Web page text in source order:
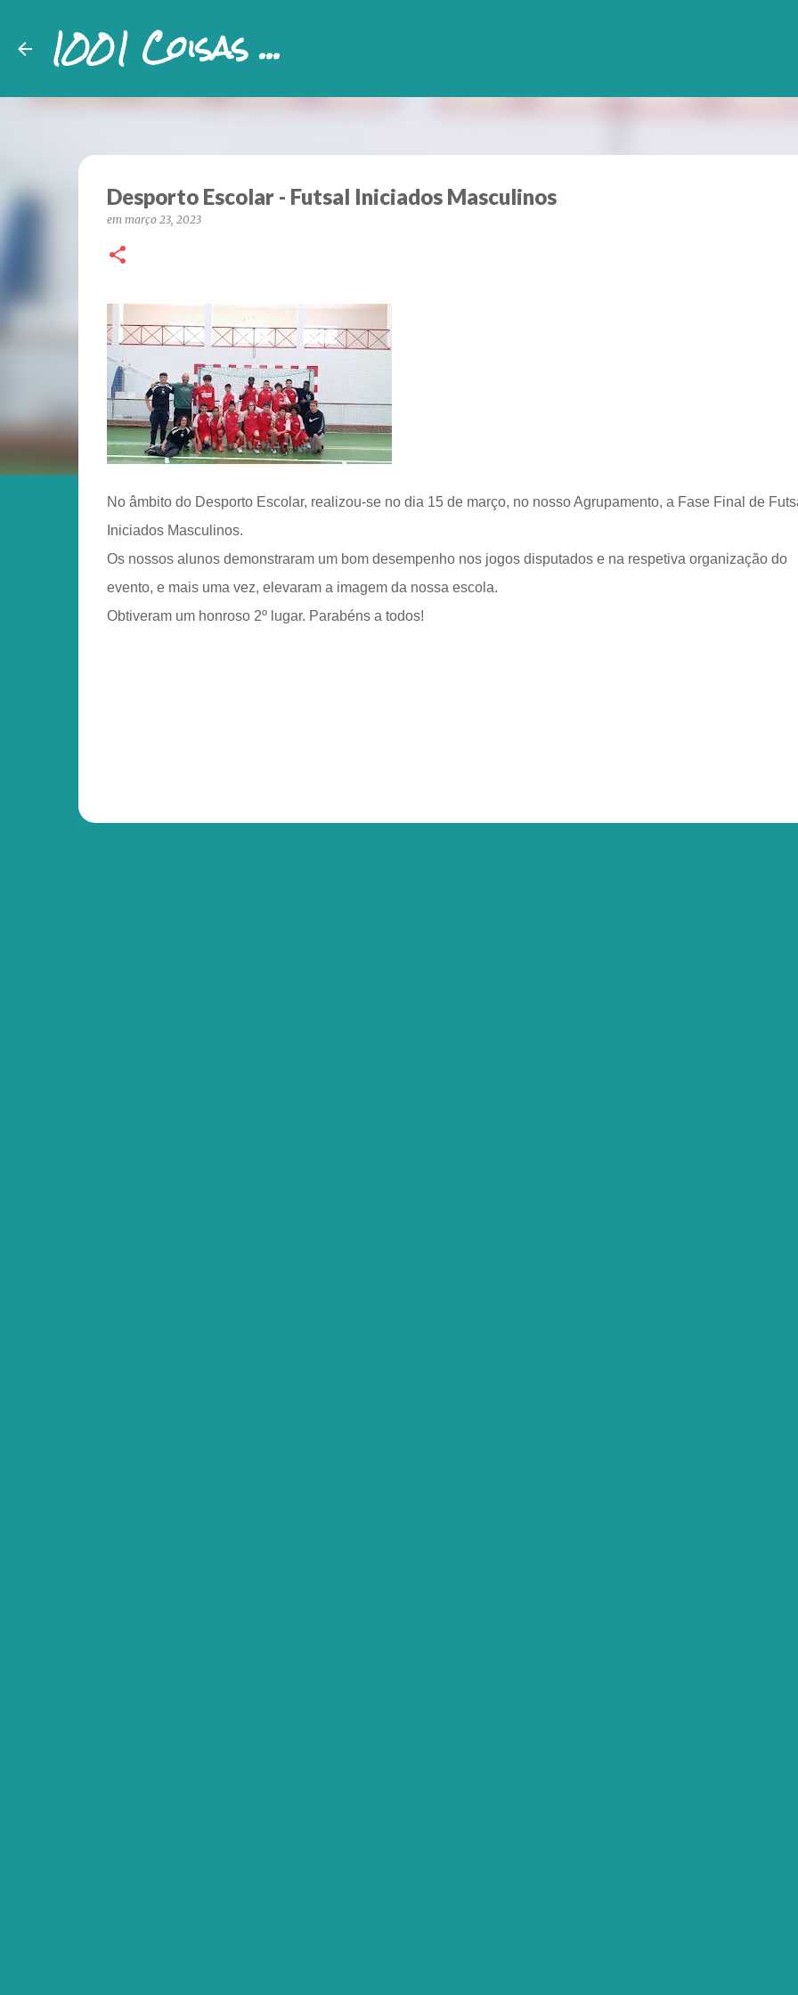
1001 Coisas ...
Desporto Escolar - Futsal Iniciados Masculinos
em março 23, 2023
No âmbito do Desporto Escolar, realizou-se no dia 15 de março, no nosso Agrupamento, a Fase Final de
Iniciados Masculinos.
Os nossos alunos demonstraram um bom desempenho nos jogos disputados e na respetiva organização do
evento, e mais uma vez, elevaram a imagem da nossa escola.
Obtiveram um honroso 2º lugar. Parabéns a todos!